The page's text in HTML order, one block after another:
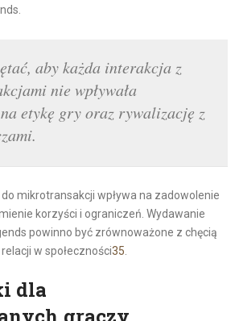
aby każda interakcja z
nie wpływała
etykę gry oraz rywalizację z
mikrotransakcji wpływa na zadowolenie
korzyści i ograniczeń. Wydawanie
powinno być zrównoważone z chęcią
w społeczności35
dla